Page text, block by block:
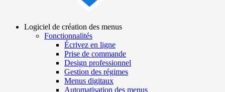
navigation
Logiciel de création des menus
Fonctionnalités
Écrivez en ligne
Prise de commande
Design professionnel
Gestion des régimes
Menus digitaux
Automatisation des menus